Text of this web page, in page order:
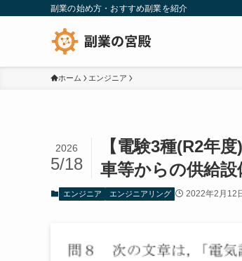
副業の始め方・おすすめ副業を紹介
ホーム エンジニア
【電験3種(R2年
車等からの供給
2026
5/18
エンジニア エンジニアリング 2022年2月12